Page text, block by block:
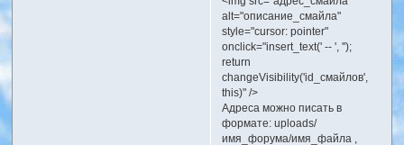
alt="описание_смайла"
style="cursor: pointer"
onclick="insert_text(' -- ', '');
return
changeVisibility('id_смайлов',
this)" />
Адреса можно писать в
формате: uploads/
имя_форума/имя_файла ,